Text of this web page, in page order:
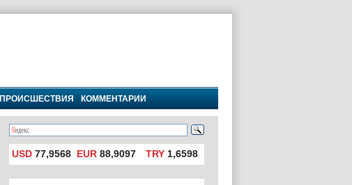
ПРОИСШЕСТВИЯ КОММЕНТАРИИ
USD 77,9568 EUR 88,9097 TRY1,6598